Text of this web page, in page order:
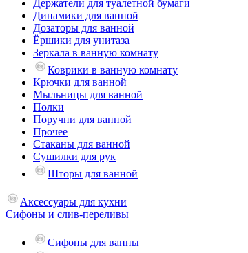
Держатели для туалетной бумаги
Динамики для ванной
Дозаторы для ванной
Ёршики для унитаза
Зеркала в ванную комнату
Коврики в ванную комнату
Крючки для ванной
Мыльницы для ванной
Полки
Поручни для ванной
Прочее
Стаканы для ванной
Сушилки для рук
Шторы для ванной
Аксессуары для кухни
Сифоны и слив-переливы
Сифоны для ванны